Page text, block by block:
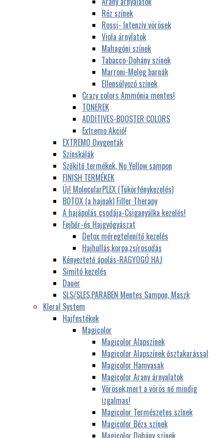
Réz színek
Rossi- Intenzív vörösek
Viola árnylatok
Mahagóni színek
Tabacco-Dohány színek
Marroni-Meleg barnák
Ellensúlyozó színek
Crazy colors Ammónia mentes!
TONEREK
ADDITIVES-BOOSTER COLORS
Extremo Akció!
EXTREMO Oxygenták
Színskálák
Szőkítő termékek, No Yellow sampon
FINISH TERMÉKEK
Új! MolecularPLEX (Tükörfénykezelés)
BOTOX (a hajnak) Filler Therapy
A hajápolás csodája-Csiganyálka kezelés!
Fejbőr-és Hajgyógyászat
Detox méregtelenítő kezelés
Hajhullás,korpa,zsírosodás
Kényeztető ápolás-RAGYOGÓ HAJ
Simító kezelés
Dauer
SLS/SLES,PARABEN Mentes Sampon, Maszk
Kleral System
Hajfestékek
Magicolor
Magicolor Alapszínek
Magicolor Alapszínek ősztakarással
Magicolor Hamvasak
Magicolor Arany árnyalatok
Vörösek,mert a vörös nő mindig
izgalmas!
Magicolor Természetes színek
Magicolor Bézs színek
Magicolor Dohány színek